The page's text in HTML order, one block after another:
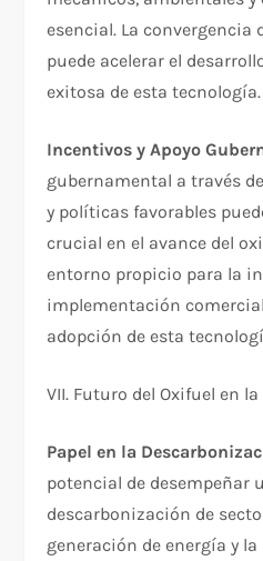
esencial. La
puede acelerar el
exitosa de esta tecnología.
Incentivos y Apoyo
gubernamental a través
y políticas favorables
crucial en el avance del
entorno propicio para la
implementación
adopción de esta
VII. Futuro del Oxifuel en
Papel en la
potencial de desempeñar
descarbonización de
generación de energía y